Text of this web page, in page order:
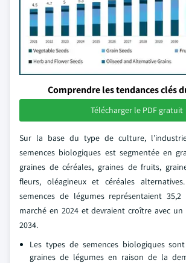
Comprendre les tendances clés
Télécharger le PDF gratuit
Sur la base du type de culture,
semences biologiques est segmentée en
graines de céréales, graines de fruits,
fleurs, oléagineux et céréales
semences de légumes représentaient
marché en 2024 et devraient croître avec un
2034.
Les types de semences biologiques
graines de légumes en raison de la